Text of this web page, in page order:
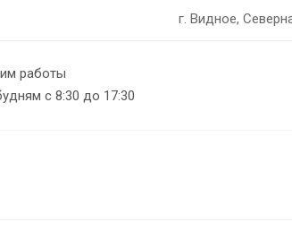
г. Видное,
работы
с 8:30 до 17:30